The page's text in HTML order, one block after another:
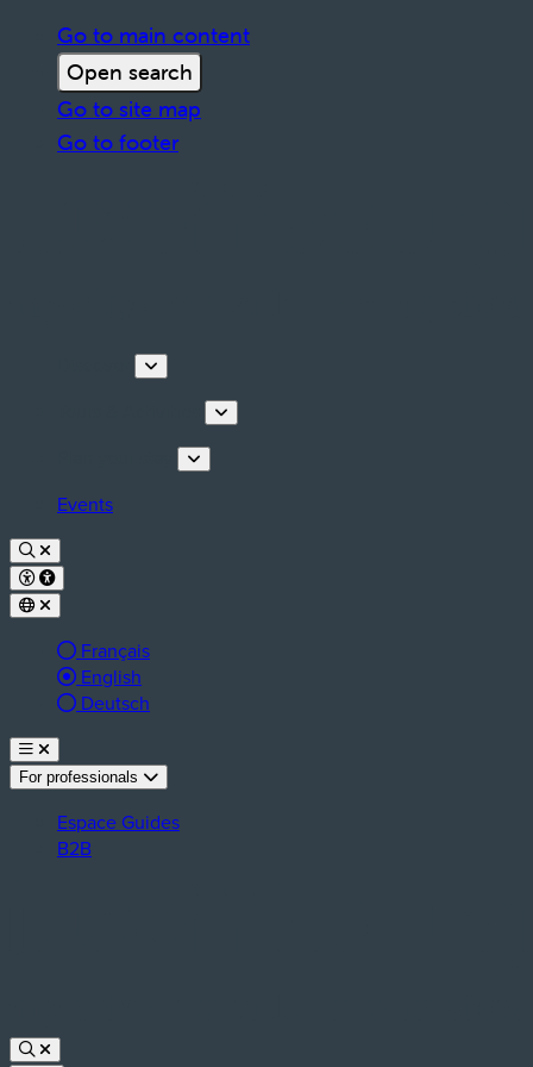
Go to main content
Open search
Go to site map
Go to footer
Events
Français
Active language:
English
Deutsch
For professionals
Espace Guides
B2B